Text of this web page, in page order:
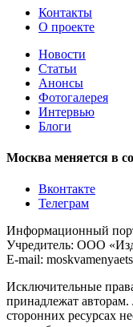
Контакты
О проекте
Новости
Статьи
Анонсы
Фотогалерея
Интервью
Блоги
Москва меняется в
Вконтакте
Телеграм
Информационный
Учредитель: ООО
E-mail:
Исключительные
принадлежат
сторонних ресурсах